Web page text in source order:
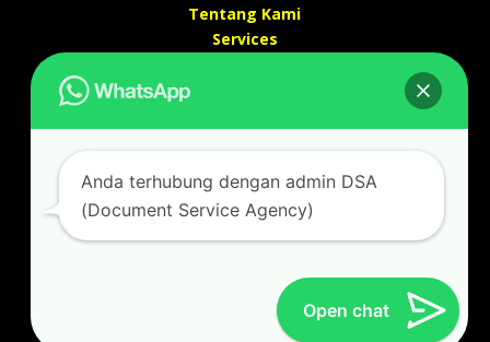
Tentang Kami
Services
Alamat kantor :
Jl Swadaya Pam No 6 Rt 006 Rw 007 Jatinegara,
Cakung, Jakarta Timur 13930
(Dekat Mesjid Al Marzukiyah Swadaya Pam)
No hp/ telpon :087887631193 / 021 48671259
Open chat
Anda terhubung dengan admin DSA
(Document Service Agency)